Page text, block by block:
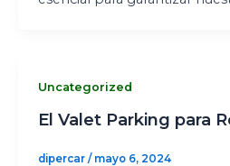
Uncategorized
El Valet Parking para
dipercar / mayo 6, 2024